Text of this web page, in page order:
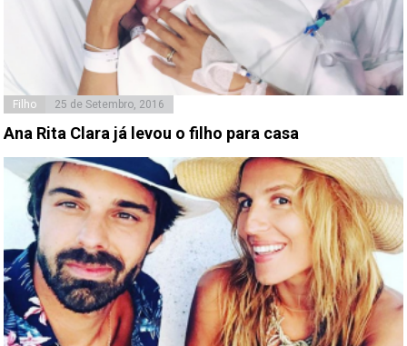
Filho 25 de Setembro, 2016
Ana Rita Clara já levou o filho para casa